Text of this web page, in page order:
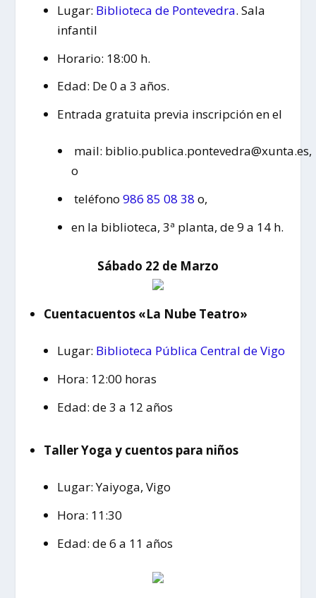
Lugar: Biblioteca de Pontevedra. Sala
infantil
Horario: 18:00 h.
Edad: De 0 a 3 años.
Entrada gratuita previa inscripción en el
mail: biblio.publica.pontevedra@xunta.es,
o
teléfono 986 85 08 38 o,
en la biblioteca, 3ª planta, de 9 a 14 h.
Sábado 22 de Marzo
Cuentacuentos «La Nube Teatro»
Lugar: Biblioteca Pública Central de Vigo
Hora: 12:00 horas
Edad: de 3 a 12 años
Taller Yoga y cuentos para niños
Lugar: Yaiyoga, Vigo
Hora: 11:30
Edad: de 6 a 11 años